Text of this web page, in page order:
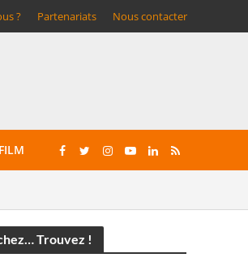
? Partenariats Nous contacter
Trouvez !